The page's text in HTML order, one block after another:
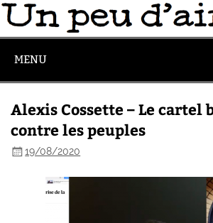
MENU
Alexis Cossette – Le cartel
contre les peuples
19/08/2020